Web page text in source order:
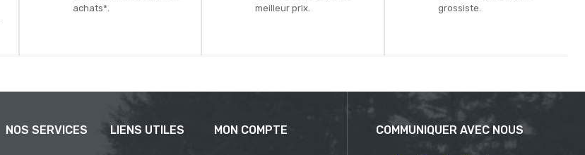
achats*.
meilleur prix.
grossiste.
COMMUNIQUER AVEC NOUS
NOS SERVICES LIENS UTILES MON COMPTE